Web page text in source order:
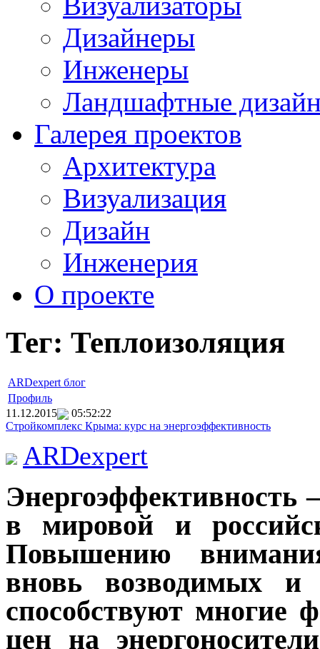
Дизайнеры
Инженеры
Ландшафтные
Галерея проектов
Архитектура
Визуализация
Дизайн
Инженерия
О проекте
Тег: Теплоизоляция
ARDexpert блог
Профиль
11.12.2015
05:52:22
Стройкомплекс Крыма: курс на энергоэффективность
ARDexpert
Энергоэффективность
в мировой и
Повышению
вновь возводимых и
способствуют многие
цен на